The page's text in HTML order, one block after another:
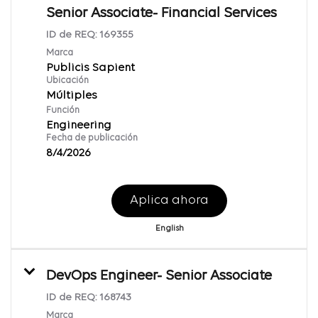
Senior Associate- Financial Services
ID de REQ: 169355
Marca
Publicis Sapient
Ubicación
Múltiples
Función
Engineering
Fecha de publicación
8/4/2026
Aplica ahora
English
DevOps Engineer- Senior Associate
ID de REQ: 168743
Marca